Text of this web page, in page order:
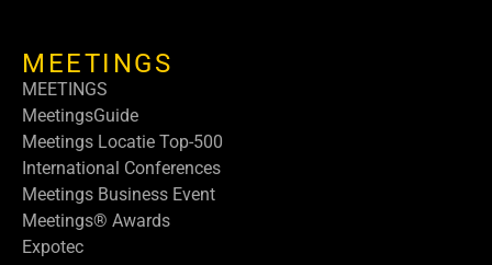
MEETINGS
MEETINGS
MeetingsGuide
Meetings Locatie Top-500
International Conferences
Meetings Business Event
Meetings® Awards
Expotec